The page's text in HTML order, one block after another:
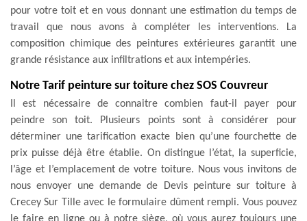
pour votre toit et en vous donnant une estimation du temps de
travail que nous avons à compléter les interventions. La
composition chimique des peintures extérieures garantit une
grande résistance aux infiltrations et aux intempéries.
Notre Tarif peinture sur toiture chez SOS Couvreur
Il est nécessaire de connaitre combien faut-il payer pour
peindre son toit. Plusieurs points sont à considérer pour
déterminer une tarification exacte bien qu’une fourchette de
prix puisse déjà être établie. On distingue l’état, la superficie,
l’âge et l’emplacement de votre toiture. Nous vous invitons de
nous envoyer une demande de Devis peinture sur toiture à
Crecey Sur Tille avec le formulaire dûment rempli. Vous pouvez
le faire en ligne ou à notre siège, où vous aurez toujours une